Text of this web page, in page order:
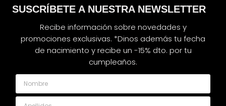
SUSCRÍBETE A NUESTRA NEWSLETTER
Recibe información sobre novedades y
promociones exclusivas. *Dinos además tu fecha
de nacimiento y recibe un -15% dto. por tu
cumpleaños.
Nombre
Apellidos